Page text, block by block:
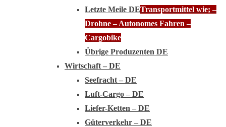
Letzte Meile DETransportmittel wie; –
Drohne – Autonomes Fahren –
Cargobike
Übrige Produzenten DE
Wirtschaft – DE
Seefracht – DE
Luft-Cargo – DE
Liefer-Ketten – DE
Güterverkehr – DE